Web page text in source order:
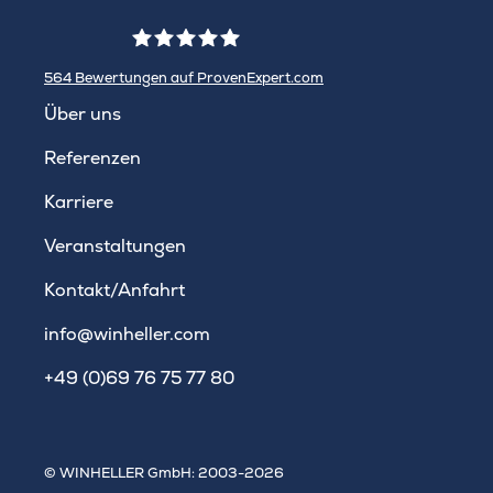
564 Bewertungen auf ProvenExpert.com
Über uns
Referenzen
Karriere
Veranstaltungen
Kontakt/Anfahrt
info@winheller.com
+49 (0)69 76 75 77 80
© WINHELLER GmbH: 2003-2026